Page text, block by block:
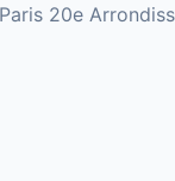
20e